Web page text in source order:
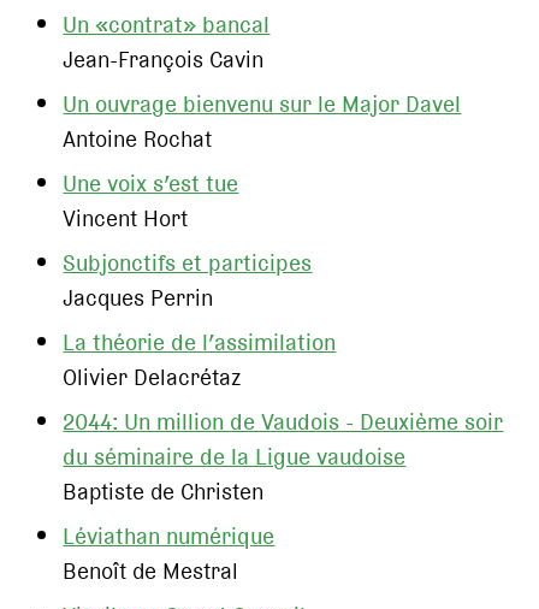
Un «contrat» bancal
Jean-François Cavin
Un ouvrage bienvenu sur le Major Davel
Antoine Rochat
Une voix s’est tue
Vincent Hort
Subjonctifs et participes
Jacques Perrin
La théorie de l’assimilation
Olivier Delacrétaz
2044: Un million de Vaudois - Deuxième soir
du séminaire de la Ligue vaudoise
Baptiste de Christen
Léviathan numérique
Benoît de Mestral